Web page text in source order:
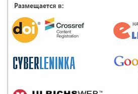
Размещается в: